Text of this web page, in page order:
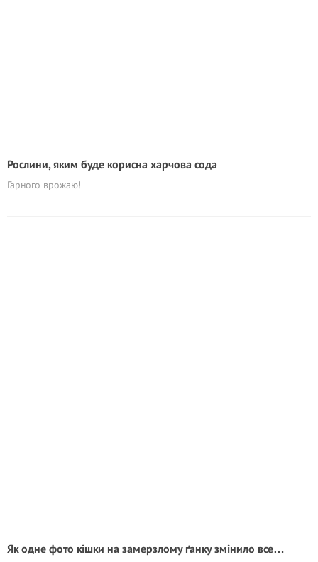
Рослини, яким буде корисна харчова сода
Гарного врожаю!
Як одне фото кішки на замерзлому ґанку змінило все…